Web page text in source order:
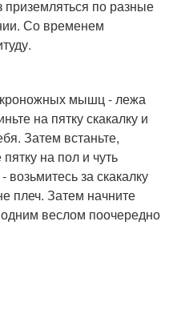
приземляться по разные
Со временем
мышц - лежа
на пятку скакалку и
Затем встаньте,
на пол и чуть
за скакалку
плеч. Затем начните
одним веслом поочередно